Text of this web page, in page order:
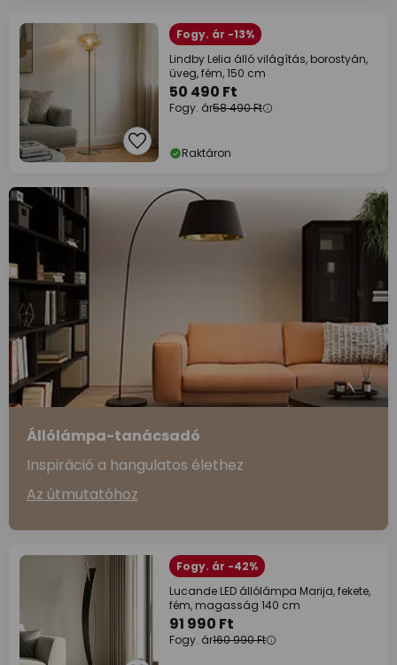
Fogy. ár -13%
Lindby Lelia álló világítás, borostyán,
üveg, fém, 150 cm
50 490 Ft
Fogy. ár58 490 Ft
Raktáron
Állólámpa-tanácsadó
Inspiráció a hangulatos élethez
Az útmutatóhoz
Fogy. ár -42%
Lucande LED állólámpa Marija, fekete,
fém, magasság 140 cm
91 990 Ft
Fogy. ár160 990 Ft